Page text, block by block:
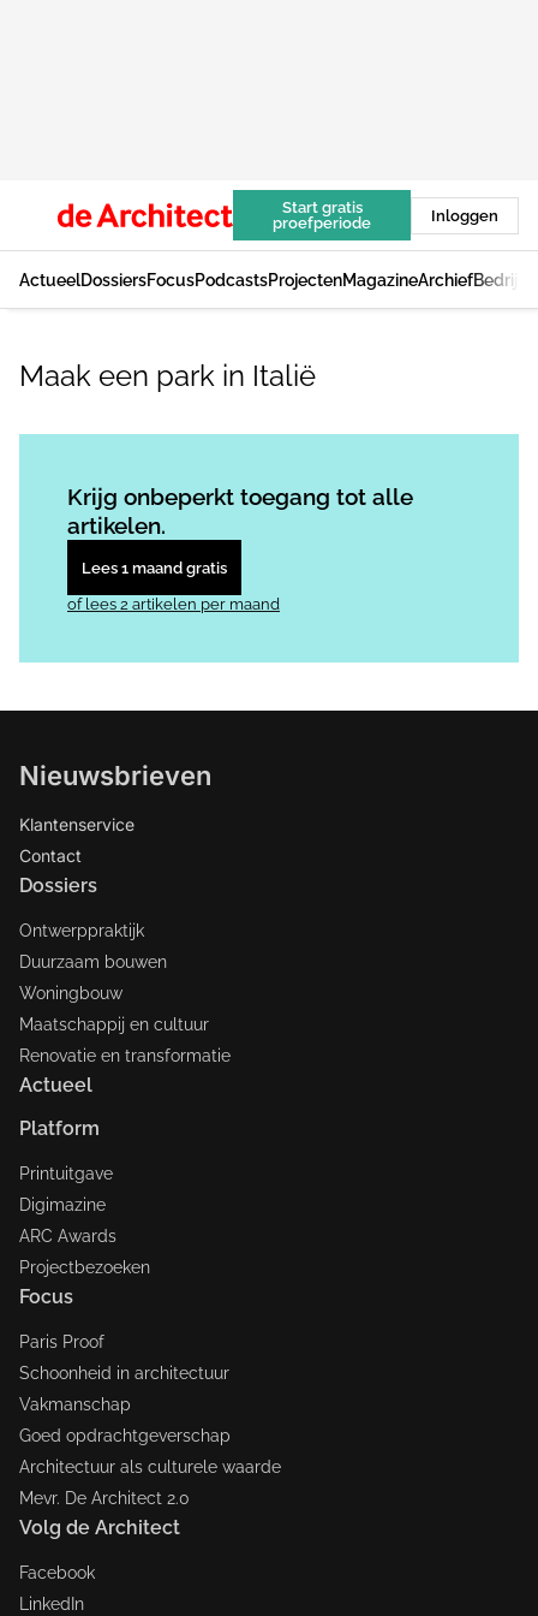
Start gratis
proefperiode
Inloggen
ActueelDossiersFocusPodcastsProjectenMagazineArchief
Maak een park in Italië
Krijg onbeperkt toegang tot alle
artikelen.
Lees 1 maand gratis
of lees 2 artikelen per maand
Nieuwsbrieven
Klantenservice
Contact
Dossiers
Ontwerppraktijk
Duurzaam bouwen
Woningbouw
Maatschappij en cultuur
Renovatie en transformatie
Actueel
Platform
Printuitgave
Digimazine
ARC Awards
Projectbezoeken
Focus
Paris Proof
Schoonheid in architectuur
Vakmanschap
Goed opdrachtgeverschap
Architectuur als culturele waarde
Mevr. De Architect 2.0
Volg de Architect
Facebook
LinkedIn